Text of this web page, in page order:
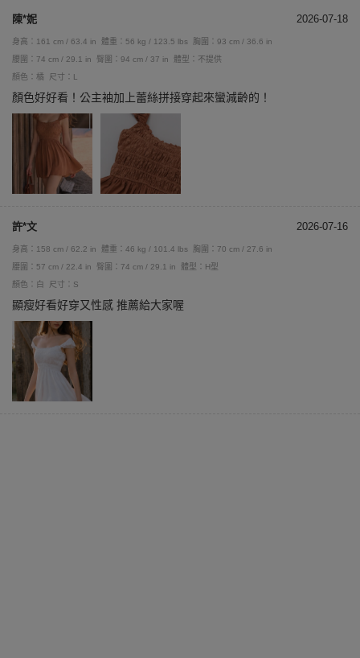
陳*妮 2026-07-18
身高：161 cm / 63.4 in 體重：56 kg / 123.5 lbs
胸圍：93 cm / 36.6 in
腰圍：74 cm / 29.1 in
臀圍：94 cm / 37 in
體型：不提供
顏色：橘
尺寸：L
顏色好好看！公主袖加上蕾絲拼接穿起來蠻減齡的！
許*文 2026-07-16
身高：158 cm / 62.2 in 體重：46 kg / 101.4 lbs
胸圍：70 cm / 27.6 in
腰圍：57 cm / 22.4 in
臀圍：74 cm / 29.1 in
體型：H型
顏色：白
尺寸：S
顯瘦好看好穿又性感 推薦給大家喔